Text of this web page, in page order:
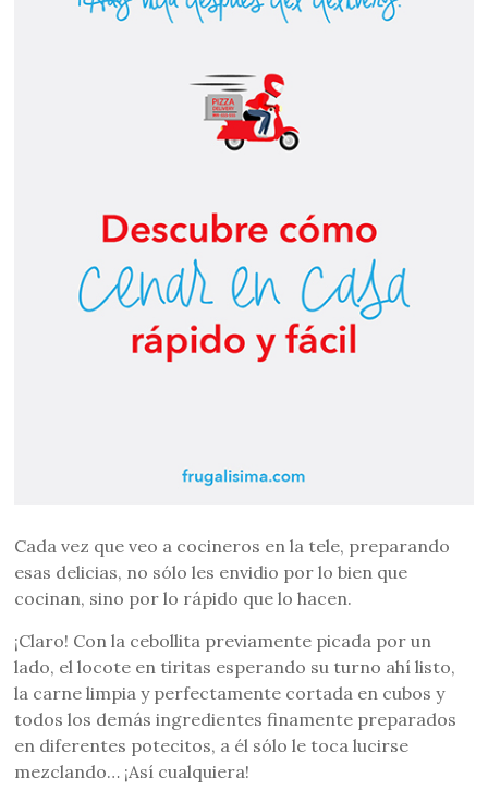
Cada vez que veo a cocineros en la tele, preparando
esas delicias, no sólo les envidio por lo bien que
cocinan, sino por lo rápido que lo hacen.
¡Claro! Con la cebollita previamente picada por un
lado, el locote en tiritas esperando su turno ahí listo,
la carne limpia y perfectamente cortada en cubos y
todos los demás ingredientes finamente preparados
en diferentes potecitos, a él sólo le toca lucirse
mezclando… ¡Así cualquiera!